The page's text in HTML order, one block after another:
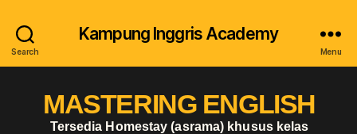
Search
Kampung Inggris Academy
Menu
MASTERING ENGLISH
Tersedia Homestay (asrama) khusus kelas